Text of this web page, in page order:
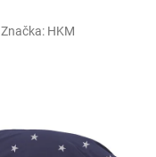
Značka: HKM